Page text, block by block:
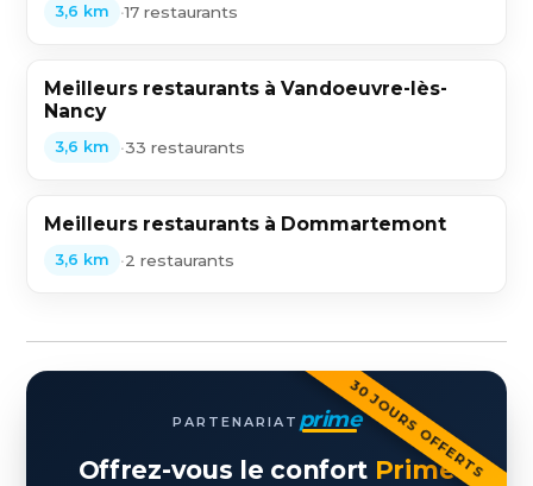
3,6 km •17 restaurants
Meilleurs restaurants à Vandoeuvre-lès-
Nancy
3,6 km •33 restaurants
Meilleurs restaurants à Dommartemont
3,6 km •2 restaurants
30 JOURS OFFERTS
PARTENARIAT prime
Offrez-vous le confort Prime